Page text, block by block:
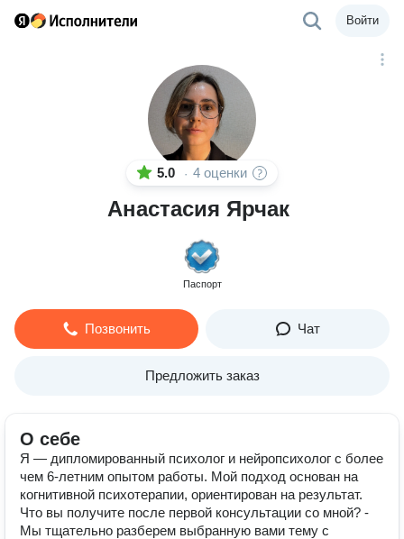
Войти
5.0 · 4 оценки
Анастасия Ярчак
Паспорт
Позвонить Чат
Предложить заказ
О себе
Я — дипломированный психолог и нейропсихолог с более
чем 6-летним опытом работы. Мой подход основан на
когнитивной психотерапии, ориентирован на результат.
Что вы получите после первой консультации со мной? -
Мы тщательно разберем выбранную вами тему с